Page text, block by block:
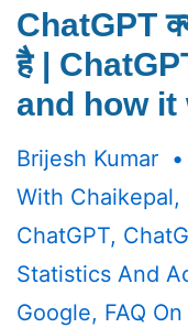
ChatGPT
है |
and how it
Brijesh Kumar
With Chaikepal,
ChatGPT,
Statistics And
Google, FAQ